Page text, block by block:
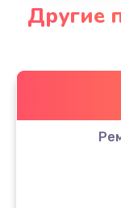
Другие